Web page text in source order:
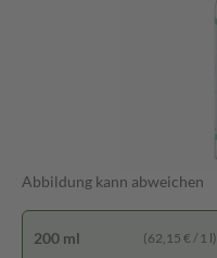
Abbildung kann abweichen
200 ml (62,15 € / 1 l)